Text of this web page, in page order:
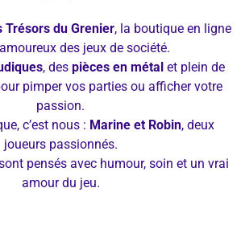
Trésors du Grenier, la boutique en ligne
des jeux de société.
, des pièces en métal et plein de
pimper vos parties ou afficher votre
passion.
c’est nous : Marine et Robin, deux
joueurs passionnés.
pensés avec humour, soin et un vrai
amour du jeu.